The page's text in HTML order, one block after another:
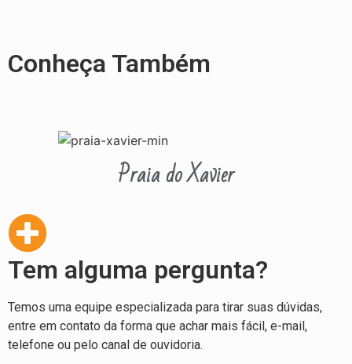
Conheça Também
Praia do Xavier
Tem alguma pergunta?
Temos uma equipe especializada para tirar suas dúvidas,
entre em contato da forma que achar mais fácil, e-mail,
telefone ou pelo canal de ouvidoria.